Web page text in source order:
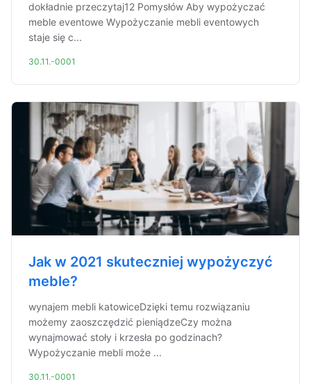
dokładnie przeczytaj12 Pomysłów Aby wypożyczać
meble eventowe Wypożyczanie mebli eventowych
staje się c...
30.11.-0001
Jak w 2021 skuteczniej wypożyczyć
meble?
wynajem mebli katowiceDzięki temu rozwiązaniu
możemy zaoszczędzić pieniądzeCzy można
wynajmować stoły i krzesła po godzinach?
Wypożyczanie mebli może ...
30.11.-0001